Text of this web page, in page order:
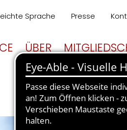
Sprache Presse
ÜBER
UNS